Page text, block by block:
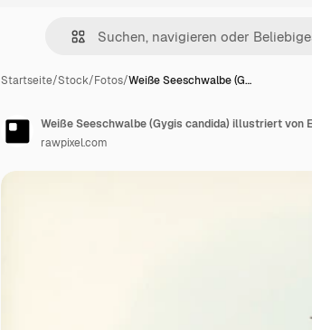
Startseite/Stock/Fotos/Weiße Seeschwalbe (G…
Weiße Seeschwalbe (Gygis candida) illustriert von
rawpixel.com